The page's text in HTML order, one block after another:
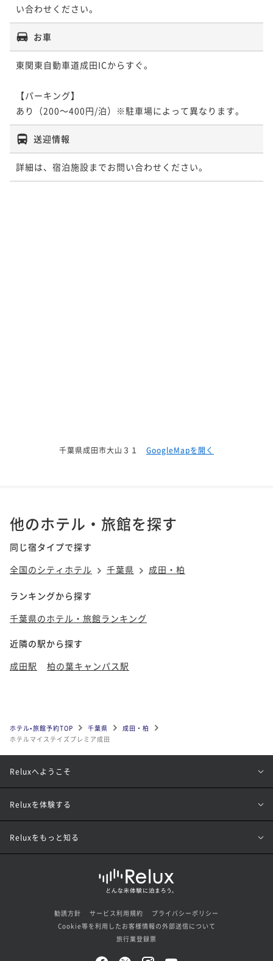
い合わせください。
お車
東関東自動車道成田ICからすぐ。
【パーキング】
あり（200～400円/泊）※駐車場によって異なります。
送迎情報
詳細は、宿泊施設までお問い合わせください。
千葉県成田市大山３１ GoogleMapを開く
他のホテル・旅館を探す
同じ宿タイプで探す
全国のシティホテル
千葉県 成田・柏
ランキングから探す
千葉県のホテル・旅館ランキング
近隣の駅から探す
成田駅
柏の葉キャンパス駅
ホテル•旅館予約TOP 千葉県
成田・柏
ホテルマイステイズプレミア成田
Reluxへようこそ
Reluxを体験する
Reluxをもっと知る
勧誘方針 サービス利用規約
プライバシーポリシー
Cookie等を利用したお客様情報の外部送信について
旅行業登録票